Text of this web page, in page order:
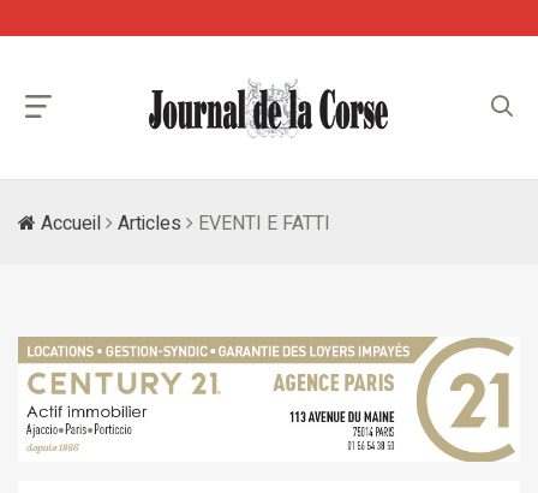
Accueil Articles EVENTI E FATTI